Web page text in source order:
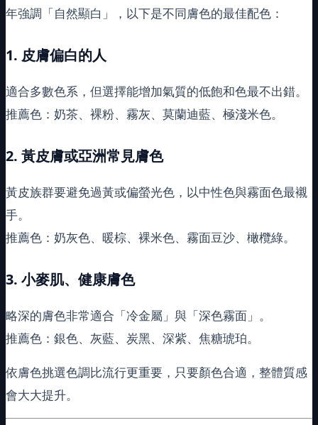
年強調「自然顯白」，以下是不同膚色的最佳配色：
1. 皮膚偏白的人
適合多數色系，但選擇能增加氣質的低飽和色最不出錯。
推薦色：奶茶、裸粉、霧灰、莫蘭迪藍、極淺米色。
2. 黃皮膚或亞洲常見膚色
黃皮族群要避免過黃或偏螢光色，以中性色與霧面色最襯
手。
推薦色：奶灰色、暖棕、裸米色、霧面豆沙、橄欖綠。
3. 小麥肌、健康膚色
略深的膚色非常適合「冷金屬」與「深色霧面」。
推薦色：銀色、灰藍、炭黑、深紫、焦糖琥珀。
依膚色挑選色調比流行更重要，只要顏色合適，整體質感
會大大提升。